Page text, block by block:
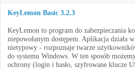
KeyLemon Basic 3.2.3
KeyLemon to program do zabezpieczania
niepowołanym dostępem. Aplikacja działa
nietypowy - rozpoznaje twarze
do systemu Windows. W ten sposób
ochrony (login i hasło, szyfrowane klucze